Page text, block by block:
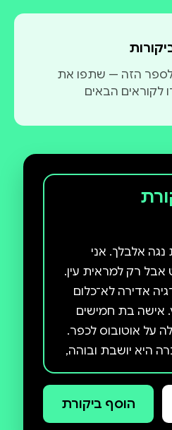
לספר הזה — שתפו את
לקוראים הבאים
אלבלך. אני
רק למראית עין.
אדירה לא־כלום
אישה בת חמישים
על אוטובוס לכפר.
היא יושבת ובוהה,
גם
קוראת
מאכילה
הוסף ביקורת